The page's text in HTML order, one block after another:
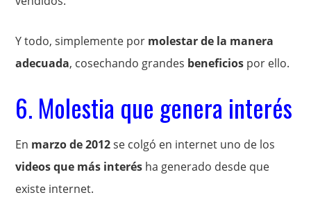
Y todo, simplemente por molestar de la manera
adecuada, cosechando grandes beneficios por ello.
6. Molestia que genera interés
En marzo de 2012se colgó en internet uno de los
videos que más interés ha generado desde que
existe internet.